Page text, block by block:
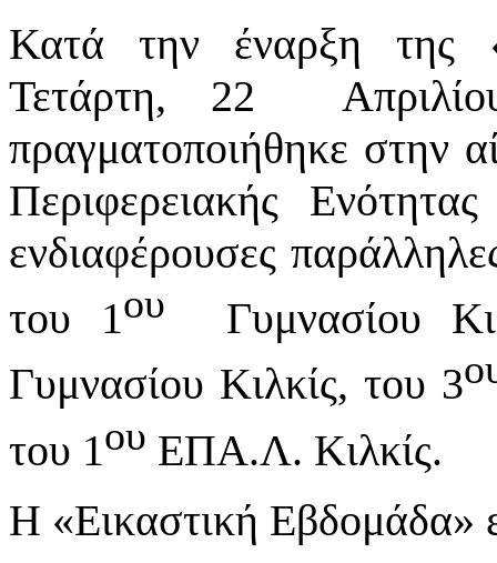
Κατά την έναρξη της
Τετάρτη, 22
πραγματοποιήθηκε στην
Περιφερειακής
ενδιαφέρουσες
του 1ου Γυμνασίου
Γυμνασίου Κιλκίς, του 3
του 1ου ΕΠΑ.Λ. Κιλκίς.
Η «Εικαστική Εβδομάδα»